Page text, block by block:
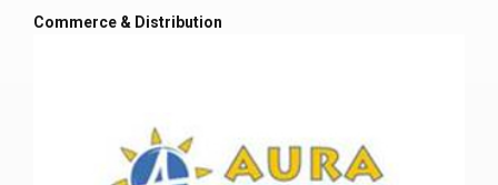
Commerce & Distribution